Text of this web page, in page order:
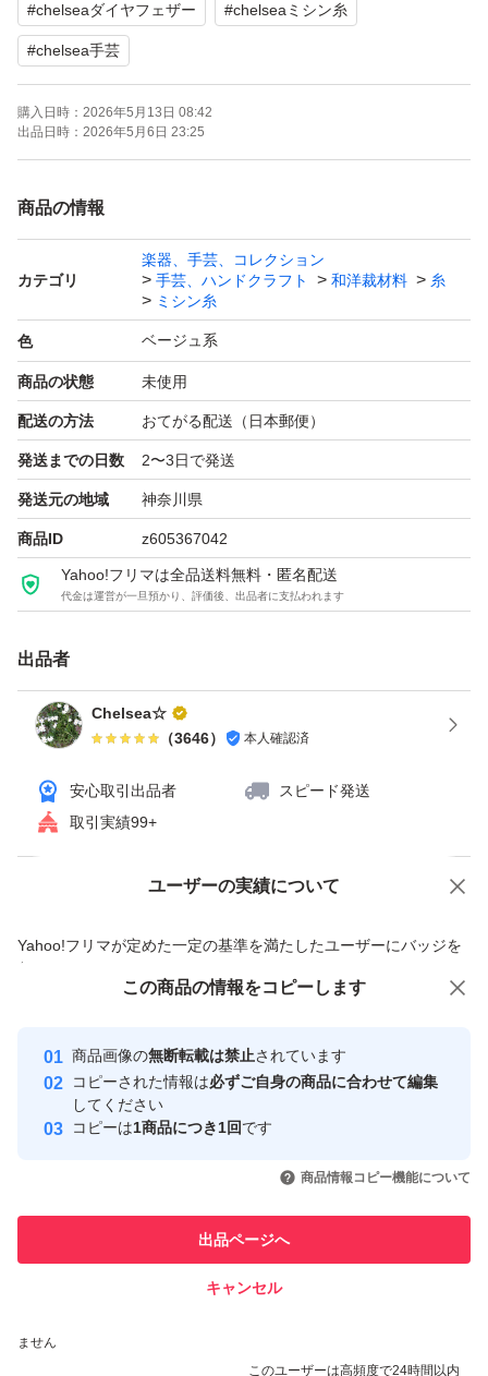
※OPP袋と封筒での梱包です。配送の厚さ制限があるた
め、ご了承お願いいたします。
◯
他の糸は1番下のタグ
#chelseaダイヤフェザーから見られます。
ミシン糸 縫製
05dsbh3
#chelseaダイヤフェザー #chelseaミシン糸
#chelsea手芸
購入日時： 2026年5月13日 08:42
出品日時： 2026年5月6日 23:25
商品の情報
カテゴリ
楽器、手芸、コレクション
手芸、ハンドクラフト
和洋裁材料
糸
ミシン糸
色 ベージュ系
商品の状態 未使用
配送の方法 おてがる配送（日本郵便）
発送までの日数 2〜3日で発送
発送元の地域 神奈川県
商品ID z605367042
Yahoo!フリマは全品送料無料・匿名配送
代金は運営が一旦預かり、評価後、出品者に支払われます
出品者
Chelsea☆
（3646） 本人確認済
安心取引出品者
スピード発送
取引実績99+
ユーザーの実績について
Yahoo!フリマが定めた一定の基準を満たしたユーザーにバッジを
付与しています
安心取引出品者
心・安全なユーザーです
取引実績
引を完了させた実績があります
での取引実績があります
ません
このユーザーは高頻度で24時間以内
価格の相談 商品への質問
この商品の情報をコピーします
商品画像の無断転載は禁止されています
コピーされた情報は必ずご自身の商品に合わせて編集
してください
コピーは1商品につき1回です
商品情報コピー機能について
出品ページへ
キャンセル
この商品をみている人にオススメ